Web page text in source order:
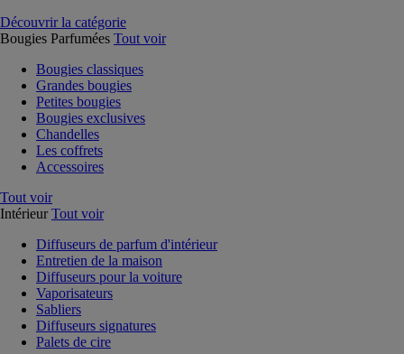
Découvrir la catégorie
Bougies Parfumées Tout voir
Bougies classiques
Grandes bougies
Petites bougies
Bougies exclusives
Chandelles
Les coffrets
Accessoires
Tout voir
Intérieur Tout voir
Diffuseurs de parfum d'intérieur
Entretien de la maison
Diffuseurs pour la voiture
Vaporisateurs
Sabliers
Diffuseurs signatures
Palets de cire